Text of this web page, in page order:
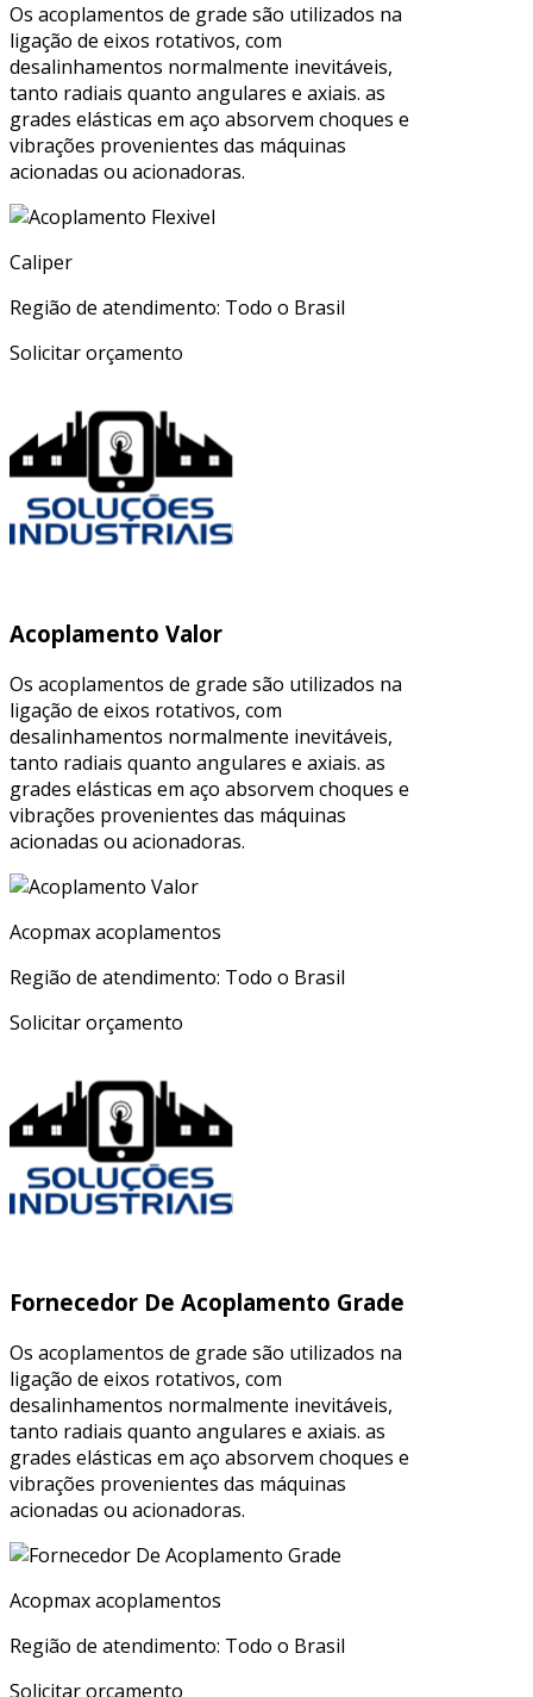
Os acoplamentos de grade são utilizados na
ligação de eixos rotativos, com
desalinhamentos normalmente inevitáveis,
tanto radiais quanto angulares e axiais. as
grades elásticas em aço absorvem choques e
vibrações provenientes das máquinas
acionadas ou acionadoras.
Caliper
Região de atendimento: Todo o Brasil
Solicitar orçamento
Acoplamento Valor
Os acoplamentos de grade são utilizados na
ligação de eixos rotativos, com
desalinhamentos normalmente inevitáveis,
tanto radiais quanto angulares e axiais. as
grades elásticas em aço absorvem choques e
vibrações provenientes das máquinas
acionadas ou acionadoras.
Acopmax acoplamentos
Região de atendimento: Todo o Brasil
Solicitar orçamento
Fornecedor De Acoplamento Grade
Os acoplamentos de grade são utilizados na
ligação de eixos rotativos, com
desalinhamentos normalmente inevitáveis,
tanto radiais quanto angulares e axiais. as
grades elásticas em aço absorvem choques e
vibrações provenientes das máquinas
acionadas ou acionadoras.
Acopmax acoplamentos
Região de atendimento: Todo o Brasil
Solicitar orçamento